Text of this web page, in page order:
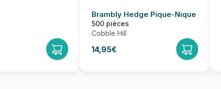
Brambly Hedge Pique-Nique
500 pièces
Cobble Hill
14,95€